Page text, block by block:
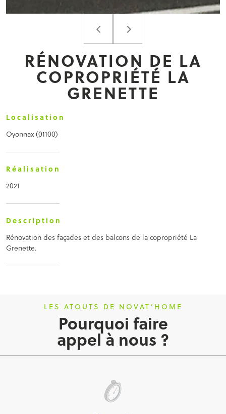
RÉNOVATION DE LA
COPROPRIÉTÉ LA
GRENETTE
Localisation
Oyonnax (01100)
Réalisation
2021
Description
Rénovation des façades et des balcons de la copropriété La
Grenette.
LES ATOUTS DE NOVAT’HOME
Pourquoi faire
appel à nous ?